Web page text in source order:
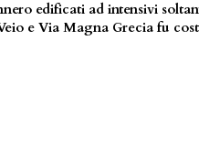
edificati ad intensivi
e Via Magna Grecia fu